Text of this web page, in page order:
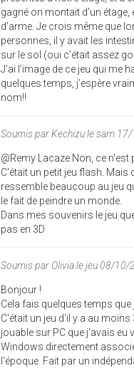
gagné on montait d’un
d’arme. Je crois même que
personnes, il y avait les
sur le sol (oui c’était assez
J’ai l’image de ce jeu qui me
quelques temps, j’espère
nom!!
Soumis parKechizule sam
@Remy Lacaze Non, ce n'est
C'était un petit jeu flash. Mais
ressemble beaucoup au jeu
le fait de peindre un monde.
Dans mes souvenirs le jeu
pas en 3D
Soumis par Oliviale jeu 08/10/
Bonjour !
Cela fais quelques temps que
C'était un jeu d'il y a au moins
jouable sur PC que j'avais eu
Windows directement
l'époque. Fait par un